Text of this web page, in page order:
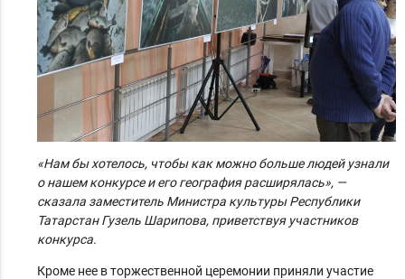
«Нам бы хотелось, чтобы как можно больше людей узнали
о нашем конкурсе и его география расширялась», —
сказала заместитель Министра культуры Республики
Татарстан Гузель Шарипова, приветствуя участников
конкурса.
Кроме нее в торжественной церемонии приняли участие